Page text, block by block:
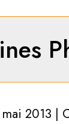
2013 |